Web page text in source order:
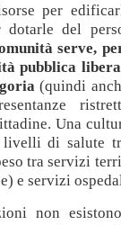
per
dotarle del
serve,
pubblica
(quindi
Una
di salute
tra servizi
e servizi
non